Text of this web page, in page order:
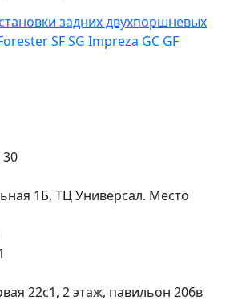
задних двухпоршневых
SF SG Impreza GC GF
30
1Б, ТЦ Универсал. Место
22с1, 2 этаж, павильон 206в